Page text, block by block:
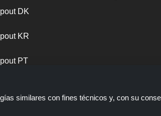
DK
KR
PT
similares con fines técnicos y, con su